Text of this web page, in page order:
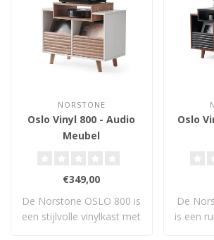
NORSTONE
Oslo Vinyl 800 - Audio
Meubel
€349,00
De Norstone OSLO 800 is
een stijlvolle vinylkast met
Oslo
De
is een